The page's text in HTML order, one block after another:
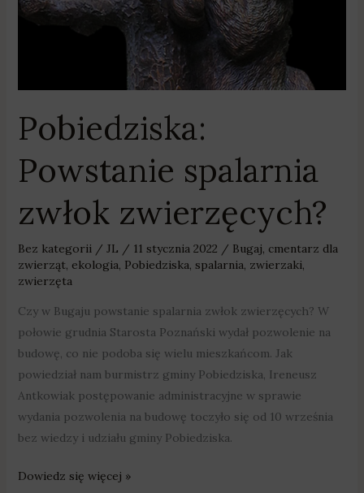
Pobiedziska:
Powstanie spalarnia
zwłok zwierzęcych?
Bez kategorii/ JL / 11 stycznia 2022 / Bugaj, cmentarz dla
zwierząt, ekologia, Pobiedziska, spalarnia, zwierzaki,
zwierzęta
Czy w Bugaju powstanie spalarnia zwłok zwierzęcych? W
połowie grudnia Starosta Poznański wydał pozwolenie na
budowę, co nie podoba się wielu mieszkańcom. Jak
powiedział nam burmistrz gminy Pobiedziska, Ireneusz
Antkowiak postępowanie administracyjne w sprawie
wydania pozwolenia na budowę toczyło się od 10 września
bez wiedzy i udziału gminy Pobiedziska.
Dowiedz się więcej »